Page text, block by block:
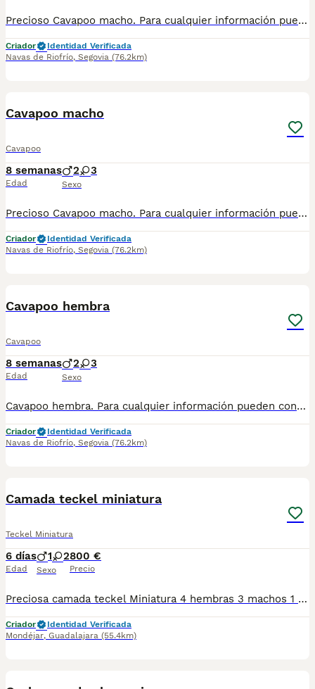
Precioso Cavapoo macho. Para cualquier información pueden contactar conmigo en el 632 109 444. Disponible para entregar ya.
Criador
Identidad Verificada
Navas de Riofrío, Segovia (76.2km)
Cavapoo macho
Cavapoo
8 semanas
Edad
2 3
Sexo
Precioso Cavapoo macho. Para cualquier información pueden contactar conmigo en el 632 109 444. Disponible para entregar ya.
Criador
Identidad Verificada
Navas de Riofrío, Segovia (76.2km)
Cavapoo hembra
Cavapoo
8 semanas
Edad
2 3
Sexo
Cavapoo hembra. Para cualquier información pueden contactar conmigo en el 632 109 444. Disponible para entregar ya.
Criador
Identidad Verificada
Navas de Riofrío, Segovia (76.2km)
Camada teckel miniatura
Teckel Miniatura
6 días
Edad
1 2
Sexo
800 €
Precio
Preciosa camada teckel Miniatura 4 hembras 3 machos 1 macho arlequin plata 2 machos negros fuego 2 hembras arlequin chocolate 1 hembra chocolate 1 hembra negro fuego Solo nos quedan disponibles 3 cachorros 1 macho arlequin plata 1 hembra negro fuego 1 hembra arlequin chocolate
Criador
Identidad Verificada
Mondéjar, Guadalajara (55.4km)